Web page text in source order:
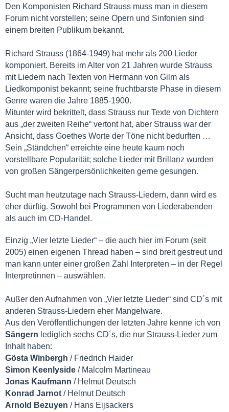
Den Komponisten Richard Strauss muss man in diesem
Forum nicht vorstellen; seine Opern und Sinfonien sind
einem breiten Publikum bekannt.
Richard Strauss (1864-1949) hat mehr als 200 Lieder
komponiert. Bereits im Alter von 21 Jahren wurde Strauss
mit Liedern nach Texten von Hermann von Gilm als
Liedkomponist bekannt; seine fruchtbarste Phase in diesem
Genre waren die Jahre 1885-1900.
Mitunter wird bekrittelt, dass Strauss nur Texte von Dichtern
aus „der zweiten Reihe“ vertont hat, aber Strauss war der
Ansicht, dass Goethes Worte der Töne nicht bedurften …
Sein „Ständchen“ erreichte eine heute kaum noch
vorstellbare Popularität; solche Lieder mit Brillanz wurden
von großen Sängerpersönlichkeiten gerne gesungen.
Sucht man heutzutage nach Strauss-Liedern, dann wird es
eher dürftig. Sowohl bei Programmen von Liederabenden
als auch im CD-Handel.
Einzig „Vier letzte Lieder“ – die auch hier im Forum (seit
2005) einen eigenen Thread haben – sind breit gestreut und
man kann unter einer großen Zahl Interpreten – in der Regel
Interpretinnen – auswählen.
Außer den Aufnahmen von „Vier letzte Lieder“ sind CD´s mit
anderen Strauss-Liedern eher Mangelware.
Aus den Veröffentlichungen der letzten Jahre kenne ich von
Sängern lediglich sechs CD´s, die nur Strauss-Lieder zum
Inhalt haben:
Gösta Winbergh / Friedrich Haider
Simon Keenlyside / Malcolm Martineau
Jonas Kaufmann / Helmut Deutsch
Konrad Jarnot / Helmut Deutsch
Arnold Bezuyen / Hans Eijsackers